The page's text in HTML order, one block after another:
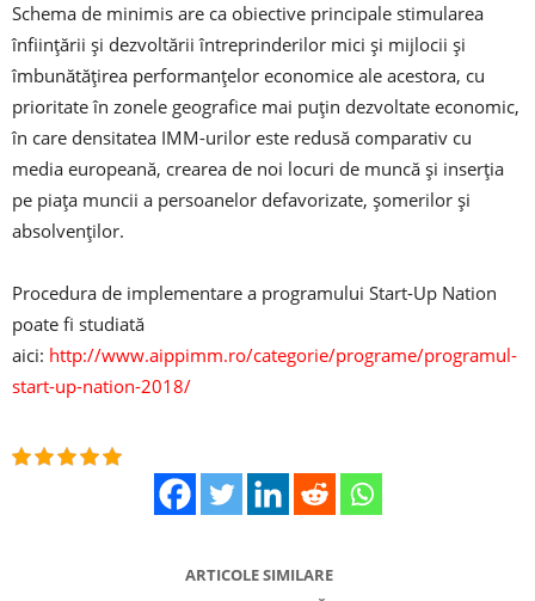
Schema de minimis are ca obiective principale stimularea
înfiinţării şi dezvoltării întreprinderilor mici şi mijlocii şi
îmbunătăţirea performanţelor economice ale acestora, cu
prioritate în zonele geografice mai puţin dezvoltate economic,
în care densitatea IMM-urilor este redusă comparativ cu
media europeană, crearea de noi locuri de muncă şi inserţia
pe piaţa muncii a persoanelor defavorizate, şomerilor şi
absolvenţilor.
Procedura de implementare a programului Start-Up Nation
poate fi studiată
aici: http://www.aippimm.ro/categorie/programe/programul-
start-up-nation-2018/
ARTICOLE SIMILARE